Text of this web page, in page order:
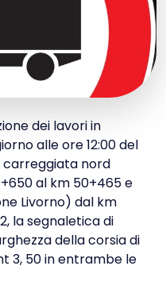
dei lavori in
alle ore 12:00 del
carreggiata nord
al km 50+465 e
Livorno) dal km
la segnaletica di
della corsia di
3, 50 in entrambe le